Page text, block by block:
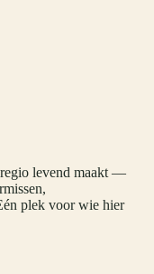
regio levend maakt —
plek voor wie hier